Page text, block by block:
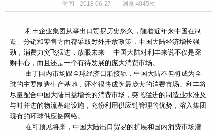
时间：2018-06-27 浏览:4045次
利丰企业集团从事出口贸易历史悠久，随着近年来中国在制
造、分销和零售方面都采取对外开放政策，中国大陆经济增长强
劲，消费力突飞猛进，放眼未来， 中国大陆对利丰来说不仅是采
购中心，而且还是一个有待发展的庞大消费市场。
由于国内市场跟全球经济日渐接轨，中国大陆不但将成为全
球的主要制造生产基地，还将很快成为最庞大的消费市场。利丰将
尽量配合中国大陆日益增长的消费市场，突飞猛进的制造业水准及
与时并进的物流基建设施，充份利用供应链管理的优势，溶入集团
现有的环球供应链网络。
在可预见将来，中国大陆出口贸易的扩展和国内消费市场潜